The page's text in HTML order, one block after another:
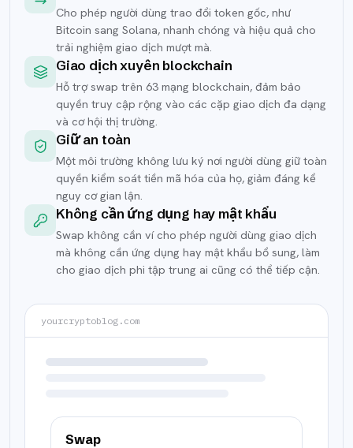
Cho phép người dùng trao đổi token gốc, như
Bitcoin sang Solana, nhanh chóng và hiệu quả cho
trải nghiệm giao dịch mượt mà.
Giao dịch xuyên blockchain
Hỗ trợ swap trên 63 mạng blockchain, đảm bảo
quyền truy cập rộng vào các cặp giao dịch đa dạng
và cơ hội thị trường.
Giữ an toàn
Một môi trường không lưu ký nơi người dùng giữ toàn
quyền kiểm soát tiền mã hóa của họ, giảm đáng kể
nguy cơ gian lận.
Không cần ứng dụng hay mật khẩu
Swap không cần ví cho phép người dùng giao dịch
mà không cần ứng dụng hay mật khẩu bổ sung, làm
cho giao dịch phi tập trung ai cũng có thể tiếp cận.
yourcryptoblog.com
Swap